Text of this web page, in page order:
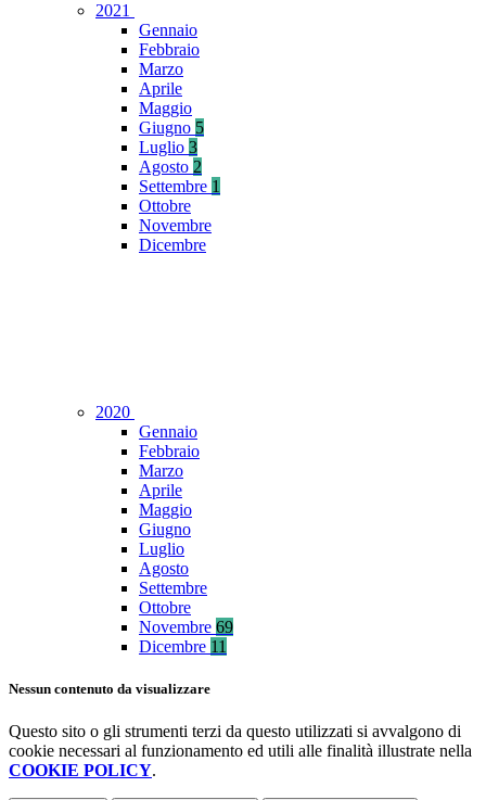
2021
Gennaio
Febbraio
Marzo
Aprile
Maggio
Giugno 5
Luglio 3
Agosto 2
Settembre 1
Ottobre
Novembre
Dicembre
2020
Gennaio
Febbraio
Marzo
Aprile
Maggio
Giugno
Luglio
Agosto
Settembre
Ottobre
Novembre 69
Dicembre 11
Nessun contenuto da visualizzare
Questo sito o gli strumenti terzi da questo utilizzati si avvalgono di
cookie necessari al funzionamento ed utili alle finalità illustrate nella
COOKIE POLICY.